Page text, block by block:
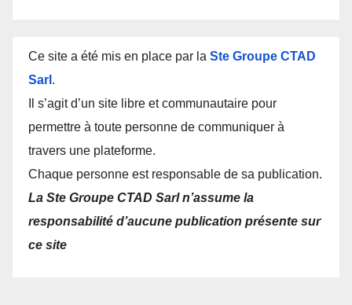
Ce site a été mis en place par la Ste Groupe CTAD
Sarl .
Il s’agit d’un site libre et communautaire pour
permettre à toute personne de communiquer à
travers une plateforme.
Chaque personne est responsable de sa publication.
La Ste Groupe CTAD Sarl n’assume la
responsabilité d’aucune publication présente sur
ce site